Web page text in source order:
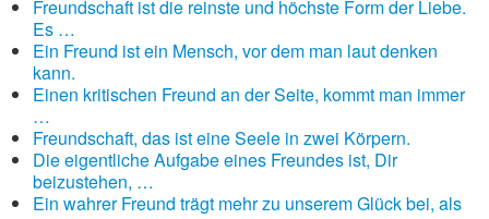
Freundschaft ist die reinste und höchste Form der Liebe.
Es …
Ein Freund ist ein Mensch, vor dem man laut denken
kann.
Einen kritischen Freund an der Seite, kommt man immer
…
Freundschaft, das ist eine Seele in zwei Körpern.
Die eigentliche Aufgabe eines Freundes ist, Dir
beizustehen, …
Ein wahrer Freund trägt mehr zu unserem Glück bei, als